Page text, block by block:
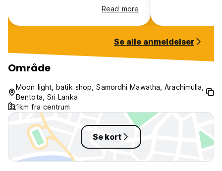
Read more
in a woodfire
took us down to
celebration all
enough.
Se alle anmeldelser
Område
Moon light, batik shop, Samordhi Mawatha, Arachimulla,
Bentota, Sri Lanka
1km fra centrum
Se kort